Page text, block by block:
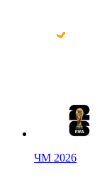
ЧМ 2026